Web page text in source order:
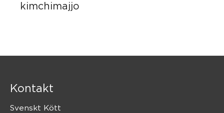
kimchimajjo
Kontakt
Svenskt Kött